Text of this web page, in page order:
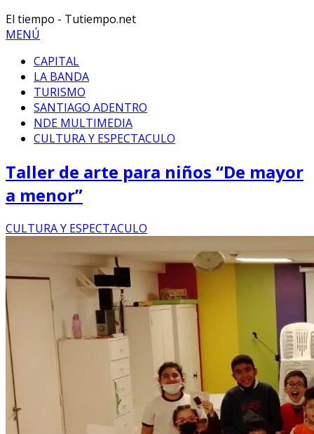
El tiempo - Tutiempo.net
MENÚ
CAPITAL
LA BANDA
TURISMO
SANTIAGO ADENTRO
NDE MULTIMEDIA
CULTURA Y ESPECTACULO
Taller de arte para niños “De mayor
a menor”
CULTURA Y ESPECTACULO